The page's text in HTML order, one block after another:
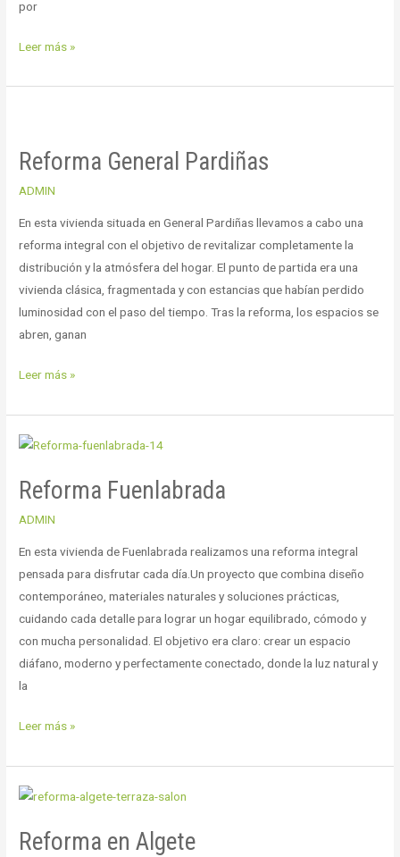
por
Leer más »
Reforma General Pardiñas
ADMIN
En esta vivienda situada en General Pardiñas llevamos a cabo una
reforma integral con el objetivo de revitalizar completamente la
distribución y la atmósfera del hogar. El punto de partida era una
vivienda clásica, fragmentada y con estancias que habían perdido
luminosidad con el paso del tiempo. Tras la reforma, los espacios se
abren, ganan
Pardiñas
Leer más »
Reforma Fuenlabrada
ADMIN
En esta vivienda de Fuenlabrada realizamos una reforma integral
pensada para disfrutar cada día.Un proyecto que combina diseño
contemporáneo, materiales naturales y soluciones prácticas,
cuidando cada detalle para lograr un hogar equilibrado, cómodo y
con mucha personalidad. El objetivo era claro: crear un espacio
diáfano, moderno y perfectamente conectado, donde la luz natural y
la
Reforma
Leer más »
Reforma en Algete
Reforma
Algete